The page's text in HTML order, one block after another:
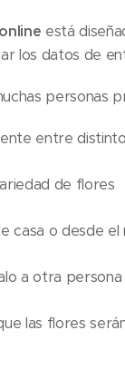
está
los datos de
personas
entre
de flores
casa o desde el
a otra persona
las flores